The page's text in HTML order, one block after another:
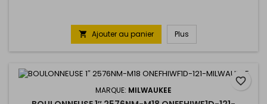
 Ajouter au panier Plus
MARQUE: MILWAUKEE
favorite_border